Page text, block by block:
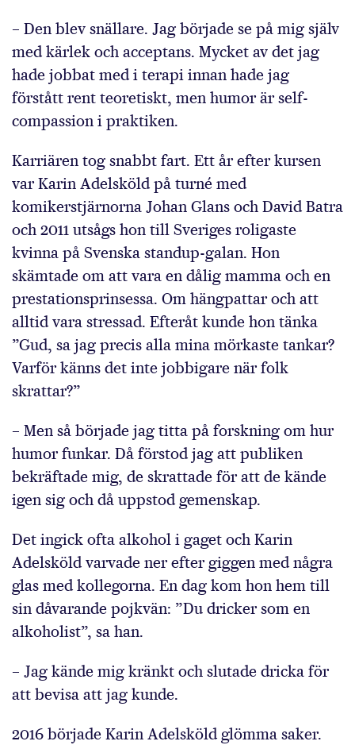
– Den blev snällare. Jag började se på mig själv
med kärlek och acceptans. Mycket av det jag
hade jobbat med i terapi innan hade jag
förstått rent teoretiskt, men humor är self-
compassion i praktiken.
Karriären tog snabbt fart. Ett år efter kursen
var Karin Adelsköld på turné med
komikerstjärnorna Johan Glans och David Batra
och 2011 utsågs hon till Sveriges roligaste
kvinna på Svenska standup-galan. Hon
skämtade om att vara en dålig mamma och en
prestationsprinsessa. Om hängpattar och att
alltid vara stressad. Efteråt kunde hon tänka
”Gud, sa jag precis alla mina mörkaste tankar?
Varför känns det inte jobbigare när folk
skrattar?”
– Men så började jag titta på forskning om hur
humor funkar. Då förstod jag att publiken
bekräftade mig, de skrattade för att de kände
igen sig och då uppstod gemenskap.
Det ingick ofta alkohol i gaget och Karin
Adelsköld varvade ner efter giggen med några
glas med kollegorna. En dag kom hon hem till
sin dåvarande pojkvän: ”Du dricker som en
alkoholist”, sa han.
– Jag kände mig kränkt och slutade dricka för
att bevisa att jag kunde.
2016 började Karin Adelsköld glömma saker.